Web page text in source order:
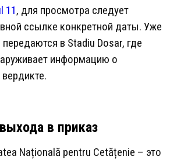
11, для просмотра следует
ссылке конкретной даты. Уже
в Stadiu Dosar, где
информацию о
в приказ
Națională pentru Cetățenie – это